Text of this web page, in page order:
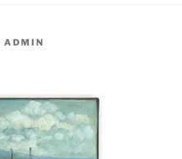
ADMIN